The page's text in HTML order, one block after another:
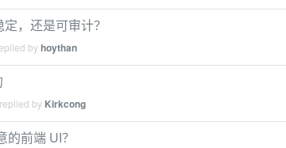
，还是可审计？
byhoythan
by Kirkcong
前端 UI？